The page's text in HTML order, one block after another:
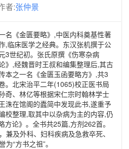
者:张仲景
名《金匮要略》,中医内科奠基性著
,临床医学之经典。东汉张机撰于公
3世纪初。张氏原撰《伤寒杂病
》,经魏晋时王叔和编集整理后,其古
本之一名《金匮玉函要略方》,共3
。北宋治平二年(1065)校正医书局
奇、林亿等根据宋仁宗时翰林学士
洙在馆阁的蠹简中发现此书,遂重予
校整理,取其中以杂病为主的内容,仍
论》。全书共25篇,方剂262首。
兼及外科、妇科疾病及急救卒死、
“方书之祖”。